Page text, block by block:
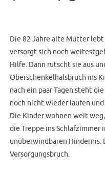
Die 82 Jahre alte Mutter
versorgt sich noch
Hilfe. Dann rutscht sie aus
Oberschenkelhalsbruch ins
nach ein paar Tagen steht
noch nicht wieder laufen
Die Kinder wohnen weit
die Treppe ins Schlafzimmer
unüberwindbaren Hindernis.
Versorgungsbruch.